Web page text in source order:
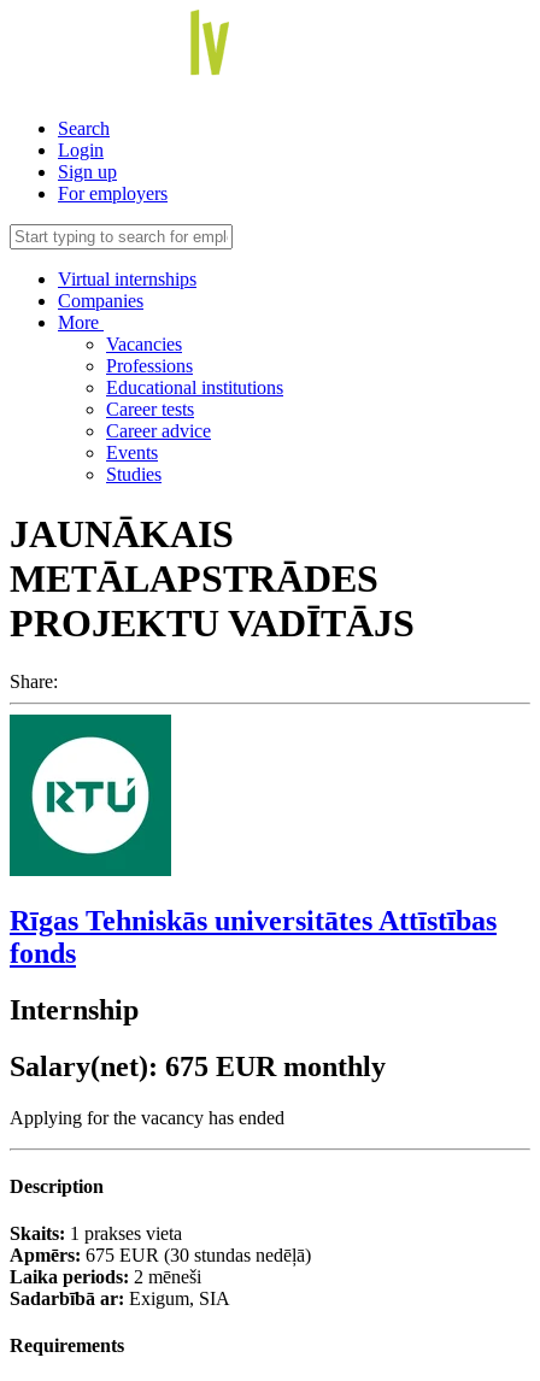
Search
Login
Sign up
For employers
Virtual internships
Companies
More
Vacancies
Professions
Educational institutions
Career tests
Career advice
Events
Studies
JAUNĀKAIS
METĀLAPSTRĀDES
PROJEKTU VADĪTĀJS
Share:
Rīgas Tehniskās universitātes Attīstības
fonds
Internship
Salary(net): 675 EUR monthly
Applying for the vacancy has ended
Description
Skaits: 1 prakses vieta
Apmērs: 675 EUR (30 stundas nedēļā)
Laika periods: 2 mēneši
Sadarbībā ar: Exigum, SIA
Requirements